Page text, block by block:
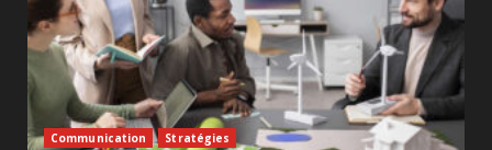
Communication Stratégies